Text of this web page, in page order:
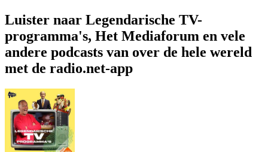
Luister naar Legendarische TV-
programma's, Het Mediaforum en vele
andere podcasts van over de hele wereld
met de radio.net-app